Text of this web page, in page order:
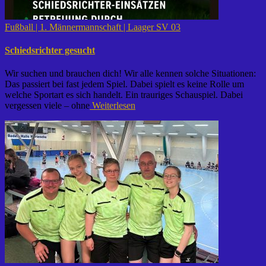
Fußball | 1. Männermannschaft | Laager SV 03
Schiedsrichter gesucht
Wir suchen und brauchen dich! Wir alle kennen solche Situationen:
Das passiert bei fast jedem Spiel. Dabei spielt es keine Rolle um
welche Sportart es sich handelt. Ein trauriges Schauspiel. Dabei
vergessen viele – ohne Weiterlesen